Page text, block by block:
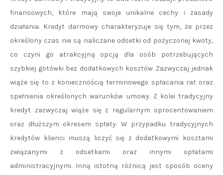
finansowych, które mają swoje unikalne cechy i zasady
działania. Kredyt darmowy charakteryzuje się tym, że przez
określony czas nie są naliczane odsetki od pożyczonej kwoty,
co czyni go atrakcyjną opcją dla osób potrzebujących
szybkiej gotówki bez dodatkowych kosztów. Zazwyczaj jednak
wiąże się to z koniecznością terminowego spłacania rat oraz
spełnienia określonych warunków umowy. Z kolei tradycyjny
kredyt zazwyczaj wiąże się z regularnym oprocentowaniem
oraz dłuższym okresem spłaty. W przypadku tradycyjnych
kredytów klienci muszą liczyć się z dodatkowymi kosztami
związanymi z odsetkami oraz innymi opłatami
administracyjnymi. Inną istotną różnicą jest sposób oceny